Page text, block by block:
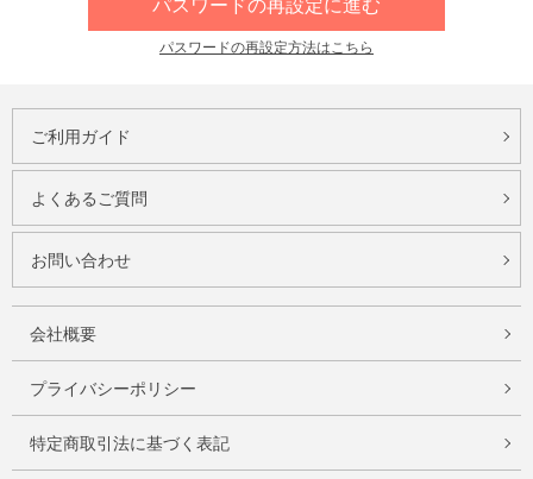
パスワードの再設定に進む
パスワードの再設定方法はこちら
ご利用ガイド
よくあるご質問
お問い合わせ
会社概要
プライバシーポリシー
特定商取引法に基づく表記